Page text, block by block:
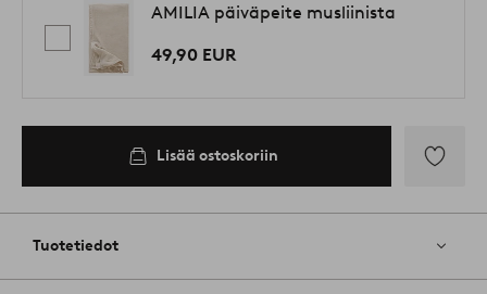
AMILIA päiväpeite musliinista
49,90 EUR
Lisää ostoskoriin
Tuotetiedot